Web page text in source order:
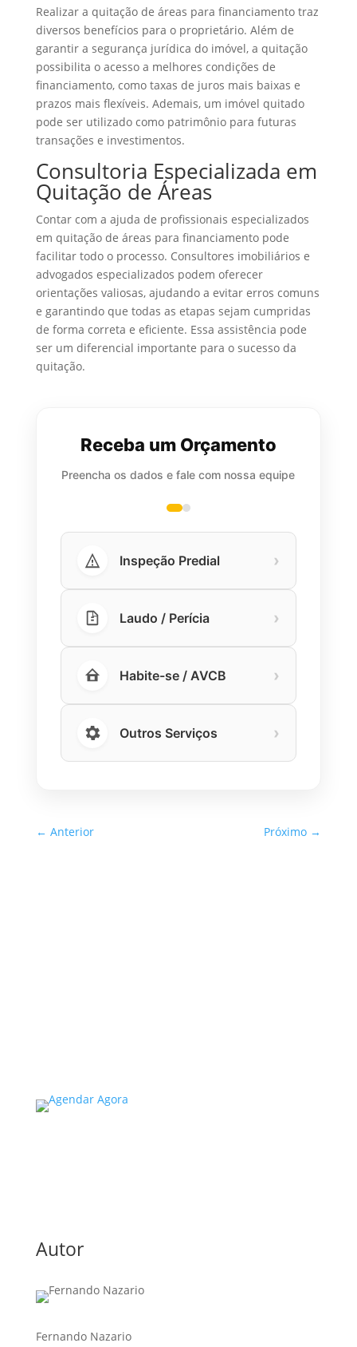
Realizar a quitação de áreas para financiamento traz
diversos benefícios para o proprietário. Além de
garantir a segurança jurídica do imóvel, a quitação
possibilita o acesso a melhores condições de
financiamento, como taxas de juros mais baixas e
prazos mais flexíveis. Ademais, um imóvel quitado
pode ser utilizado como patrimônio para futuras
transações e investimentos.
Consultoria Especializada em
Quitação de Áreas
Contar com a ajuda de profissionais especializados
em quitação de áreas para financiamento pode
facilitar todo o processo. Consultores imobiliários e
advogados especializados podem oferecer
orientações valiosas, ajudando a evitar erros comuns
e garantindo que todas as etapas sejam cumpridas
de forma correta e eficiente. Essa assistência pode
ser um diferencial importante para o sucesso da
quitação.
Receba um Orçamento
Preencha os dados e fale com nossa equipe
Inspeção Predial ›
Laudo / Perícia ›
Habite-se / AVCB ›
Outros Serviços ›
← Anterior Próximo →
Autor
Fernando Nazario